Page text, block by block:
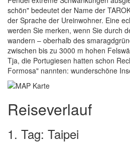
schön" bedeutet der Name der
der Sprache der Ureinwohner. Eine
werden Sie merken, wenn Sie durch
wandern – oberhalb des
zwischen bis zu 3000 m hohen
Tja, die Portugiesen hatten schon
Formosa" nannten: wunderschöne
Reiseverlauf
1. Tag: Taipei